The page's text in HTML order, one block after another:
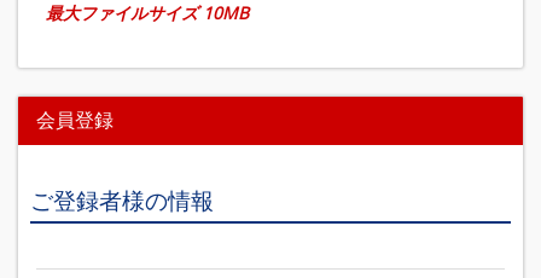
最大ファイルサイズ 10MB
会員登録
ご登録者様の情報